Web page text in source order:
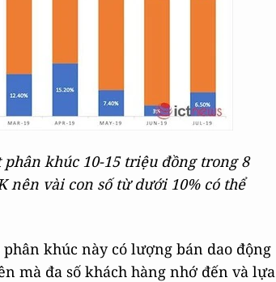
khúc 10-15 triệu đồng trong 8
nên vài con số từ dưới 10% có thể
khúc này có lượng bán dao động
mà đa số khách hàng nhớ đến và lựa